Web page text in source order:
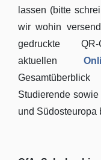
lassen (bitte
wir wohin
gedruckte
aktuellen
Studierende
und Südosteuropa